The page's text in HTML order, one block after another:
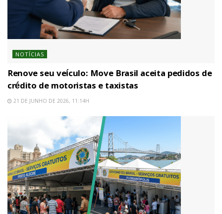
NOTÍCIAS
Renove seu veículo: Move Brasil aceita pedidos de
crédito de motoristas e taxistas
21 DE JUNHO DE 2026, 11:14H